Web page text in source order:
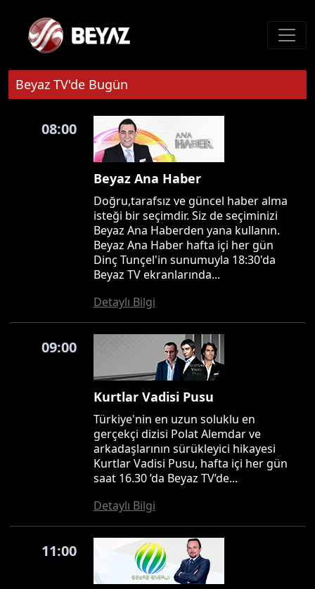
Beyaz TV'de Bugün
08:00
Beyaz Ana Haber
Doğru,tarafsız ve güncel haber alma
isteği bir seçimdir. Siz de seçiminizi
Beyaz Ana Haberden yana kullanın.
Beyaz Ana Haber hafta içi her gün
Dinç Tunçel'in sunumuyla 18:30'da
Beyaz TV ekranlarında...
Detaylı Bilgi
09:00
Kurtlar Vadisi Pusu
Türkiye'nin en uzun soluklu en
gerçekçi dizisi Polat Alemdar ve
arkadaşlarının sürükleyici hikayesi
Kurtlar Vadisi Pusu, hafta içi her gün
saat 16.30 ’da Beyaz TV’de...
Detaylı Bilgi
11:00